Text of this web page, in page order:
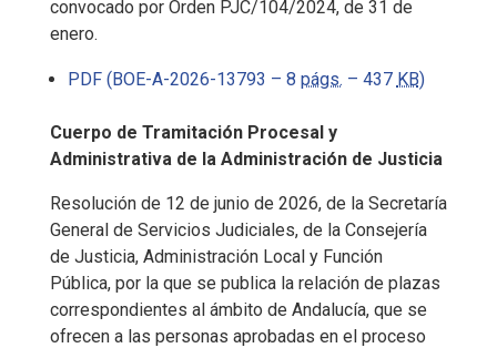
convocado por Orden PJC/104/2024, de 31 de
enero.
PDF (BOE-A-2026-13793 – 8 págs. – 437 KB)
Cuerpo de Tramitación Procesal y
Administrativa de la Administración de Justicia
Resolución de 12 de junio de 2026, de la Secretaría
General de Servicios Judiciales, de la Consejería
de Justicia, Administración Local y Función
Pública, por la que se publica la relación de plazas
correspondientes al ámbito de Andalucía, que se
ofrecen a las personas aprobadas en el proceso